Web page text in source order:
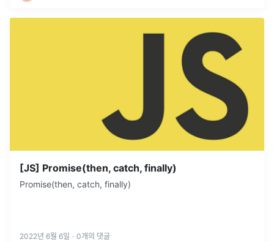
[JS] Promise(then, catch, finally)
Promise(then, catch, finally)
2022년 6월 6일 · 0개의 댓글